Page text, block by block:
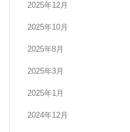
2025年12月
2025年10月
2025年8月
2025年3月
2025年1月
2024年12月